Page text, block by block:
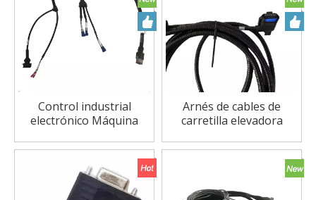
Control industrial
electrónico Máquina
Computadora
automática Ensamblaje
de cables de engarce
Fabricante
Arnés de cables de
carretilla elevadora
informático
fabricación de fábrica de
China